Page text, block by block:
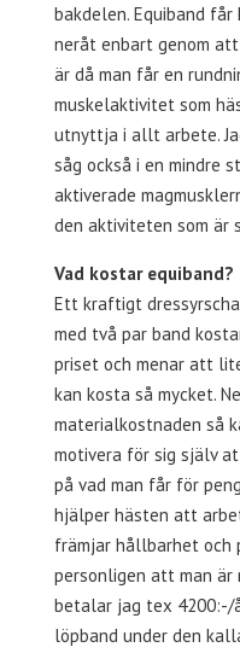
bakdelen. Equiband
neråt enbart genom
är då man får en
muskelaktivitet som
utnyttja i allt arbete.
såg också i en mindre
aktiverade
den aktiviteten som är
Vad kostar equiband?
Ett kraftigt
med två par band
priset och menar att
kan kosta så mycket.
materialkostnaden så
motivera för sig själv
på vad man får för
hjälper hästen att
främjar hållbarhet och
personligen att man är
betalar jag tex
löpband under den